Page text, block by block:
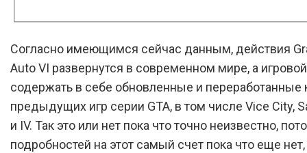
Согласно имеющимся сейчас данным, действия
Auto VI развернутся в современном мире, а
содержать в себе обновленные и переработанные
предыдущих игр серии GTA, в том числе Vice City,
и IV. Так это или нет пока что точно неизвестно,
подробностей на этот самый счет пока что еще нет,